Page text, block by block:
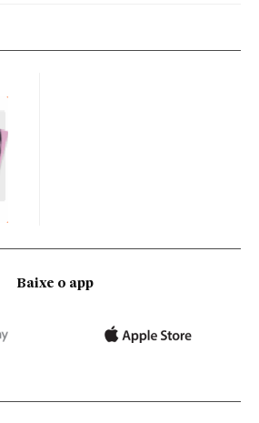
Baixe o app